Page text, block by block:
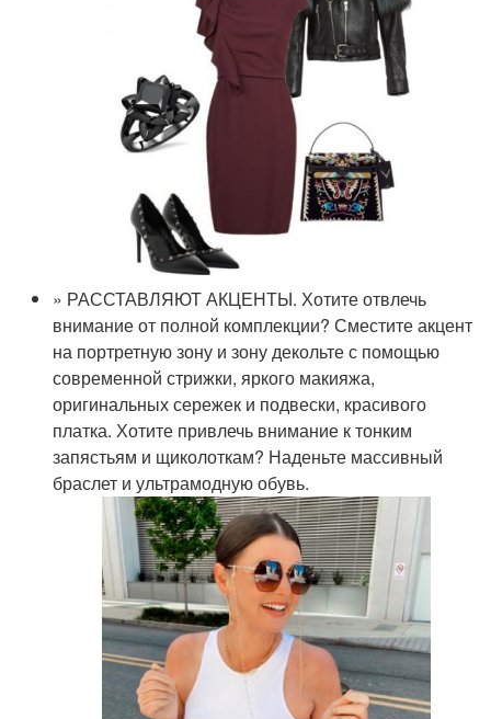
» РАССТАВЛЯЮТ АКЦЕНТЫ. Хотите отвлечь
внимание от полной комплекции? Сместите акцент
на портретную зону и зону декольте с помощью
современной стрижки, яркого макияжа,
оригинальных сережек и подвески, красивого
платка. Хотите привлечь внимание к тонким
запястьям и щиколоткам? Наденьте массивный
браслет и ультрамодную обувь.